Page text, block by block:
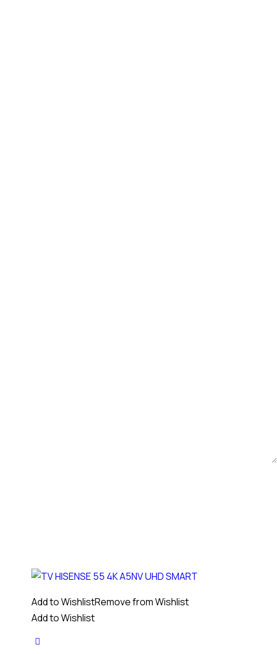
Add to WishlistRemove from Wishlist
Add to Wishlist